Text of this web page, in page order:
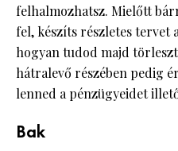
felhalmozhatsz. Mielőtt
fel, készíts részletes tervet
hogyan tudod majd
hátralevő részében pedig
lenned a pénzügyeidet
Bak